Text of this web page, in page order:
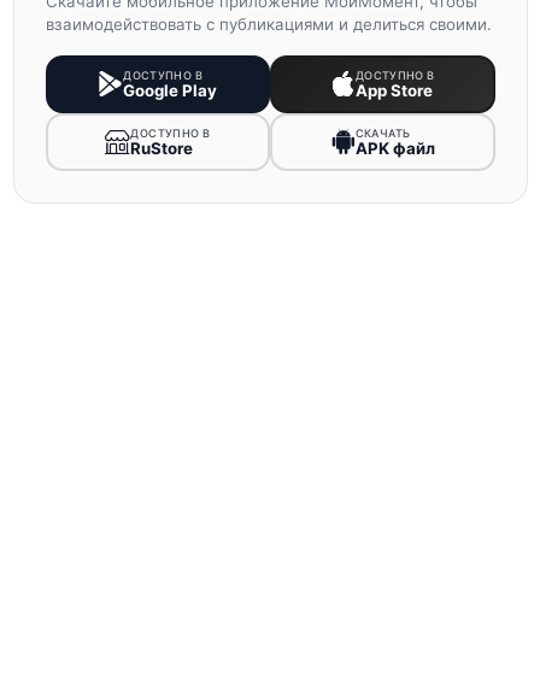
взаимодействовать с публикациями и делиться своими.
ДОСТУПНО В
Google Play
ДОСТУПНО В
App Store
ДОСТУПНО В
RuStore
СКАЧАТЬ
APK файл